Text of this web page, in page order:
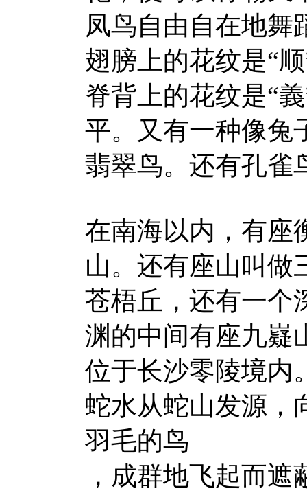
凤鸟自由自在地舞
翅膀上的花纹是“
脊背上的花纹是“
平。又有一种像兔
翡翠鸟。还有孔雀
在南海以内，有座
山。还有座山叫做
苍梧丘，还有一个
渊的中间有座九嶷
位于长沙零陵境内
蛇水从蛇山发源，
羽毛的鸟
，成群地飞起而